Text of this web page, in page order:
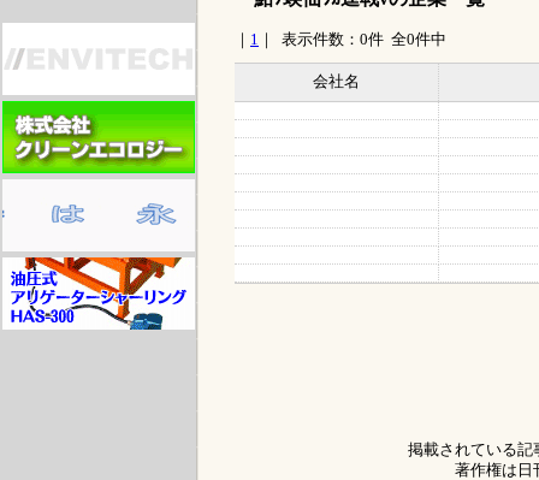
1 ｜ 表示件数：0件 全0件中
会社名
掲載されている記
著作権は日